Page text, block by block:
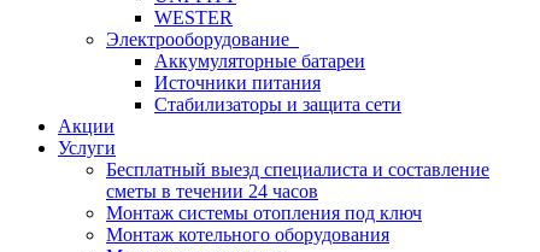
WESTER
Электрооборудование
Аккумуляторные батареи
Источники питания
Стабилизаторы и защита сети
Акции
Услуги
Бесплатный выезд специалиста и составление
сметы в течении 24 часов
Монтаж системы отопления под ключ
Монтаж котельного оборудования